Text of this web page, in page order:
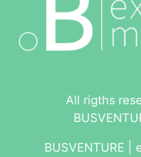
All rigths
BUSVENTURE |